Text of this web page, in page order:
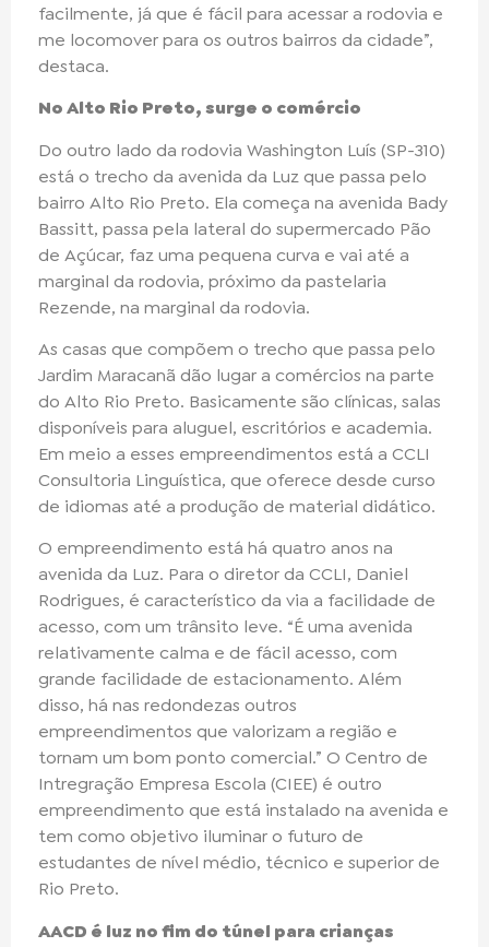
facilmente, já que é fácil para acessar a rodovia e
me locomover para os outros bairros da cidade”,
destaca.
No Alto Rio Preto, surge o comércio
Do outro lado da rodovia Washington Luís (SP-310)
está o trecho da avenida da Luz que passa pelo
bairro Alto Rio Preto. Ela começa na avenida Bady
Bassitt, passa pela lateral do supermercado Pão
de Açúcar, faz uma pequena curva e vai até a
marginal da rodovia, próximo da pastelaria
Rezende, na marginal da rodovia.
As casas que compõem o trecho que passa pelo
Jardim Maracanã dão lugar a comércios na parte
do Alto Rio Preto. Basicamente são clínicas, salas
disponíveis para aluguel, escritórios e academia.
Em meio a esses empreendimentos está a CCLI
Consultoria Linguística, que oferece desde curso
de idiomas até a produção de material didático.
O empreendimento está há quatro anos na
avenida da Luz. Para o diretor da CCLI, Daniel
Rodrigues, é característico da via a facilidade de
acesso, com um trânsito leve. “É uma avenida
relativamente calma e de fácil acesso, com
grande facilidade de estacionamento. Além
disso, há nas redondezas outros
empreendimentos que valorizam a região e
tornam um bom ponto comercial.” O Centro de
Intregração Empresa Escola (CIEE) é outro
empreendimento que está instalado na avenida e
tem como objetivo iluminar o futuro de
estudantes de nível médio, técnico e superior de
Rio Preto.
AACD é luz no fim do túnel para crianças